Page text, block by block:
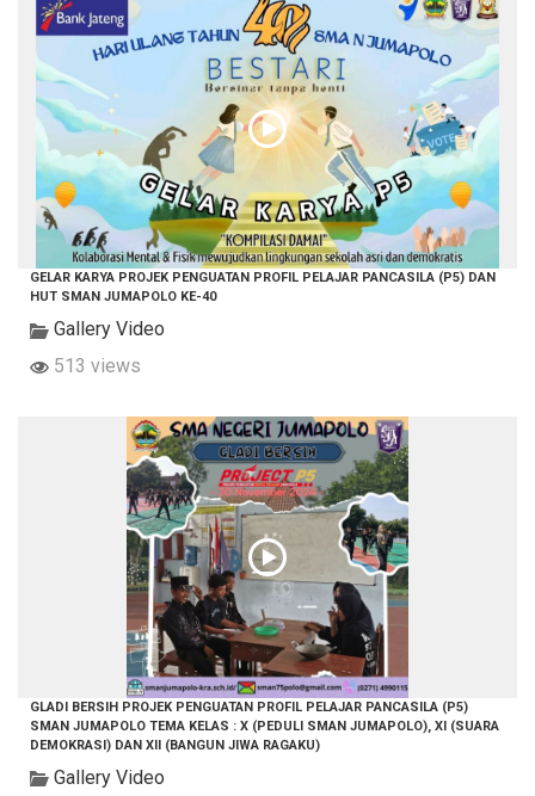
GELAR KARYA PROJEK PENGUATAN PROFIL PELAJAR PANCASILA (P5) DAN
HUT SMAN JUMAPOLO KE-40
Gallery Video
513 views
GLADI BERSIH PROJEK PENGUATAN PROFIL PELAJAR PANCASILA (P5)
SMAN JUMAPOLO TEMA KELAS : X (PEDULI SMAN JUMAPOLO), XI (SUARA
DEMOKRASI) DAN XII (BANGUN JIWA RAGAKU)
Gallery Video